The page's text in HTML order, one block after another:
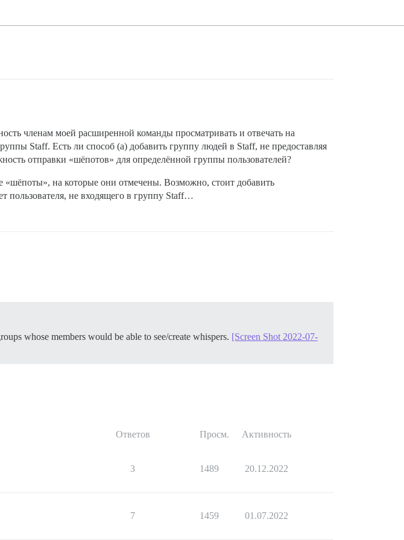
членам моей расширенной команды просматривать и отвечать на
Staff. Есть ли способ (а) добавить группу людей в Staff, не предоставляя
отправки «шёпотов» для определённой группы пользователей?
«шёпоты», на которые они отмечены. Возможно, стоит добавить
пользователя, не входящего в группу Staff…
whose members would be able to see/create whispers. [Screen Shot 2022-07-
Ответов Просм. Активность
3 1489 20.12.2022
7 1459 01.07.2022